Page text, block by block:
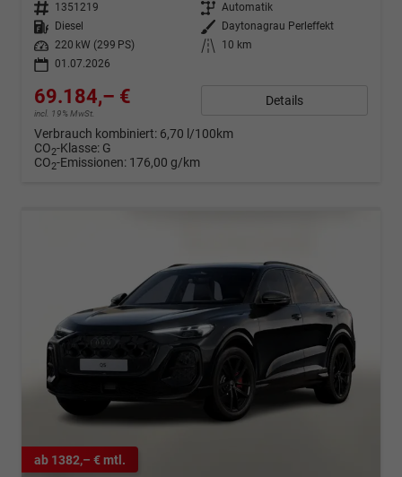
Fahrzeugnr. 1351219 Getriebe Automatik
Kraftstoff
Diesel Außenfarbe
Daytonagrau Perleffekt
Leistung
220 kW (299 PS) Kilometerstand
10 km
01.07.2026
69.184,– €
incl. 19% MwSt.
Details
Verbrauch kombiniert: 6,70 l/100km
CO2-Klasse: G
CO2-Emissionen: 176,00 g/km
ab 1382,– € mtl.